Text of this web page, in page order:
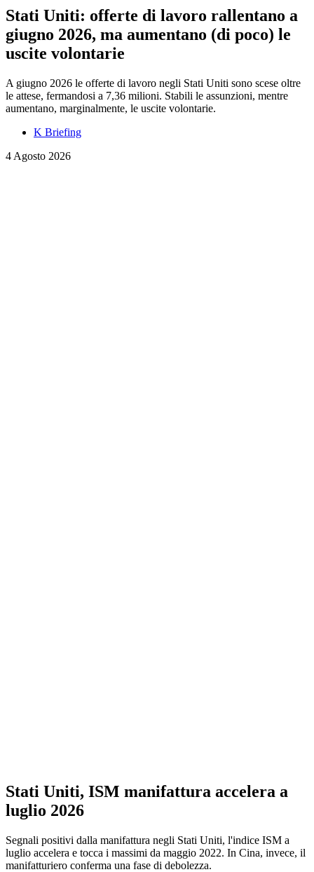
Stati Uniti: offerte di lavoro rallentano a
giugno 2026, ma aumentano (di poco) le
uscite volontarie
A giugno 2026 le offerte di lavoro negli Stati Uniti sono scese oltre
le attese, fermandosi a 7,36 milioni. Stabili le assunzioni, mentre
aumentano, marginalmente, le uscite volontarie.
K Briefing
4 Agosto 2026
Stati Uniti, ISM manifattura accelera a
luglio 2026
Segnali positivi dalla manifattura negli Stati Uniti, l'indice ISM a
luglio accelera e tocca i massimi da maggio 2022. In Cina, invece, il
manifatturiero conferma una fase di debolezza.